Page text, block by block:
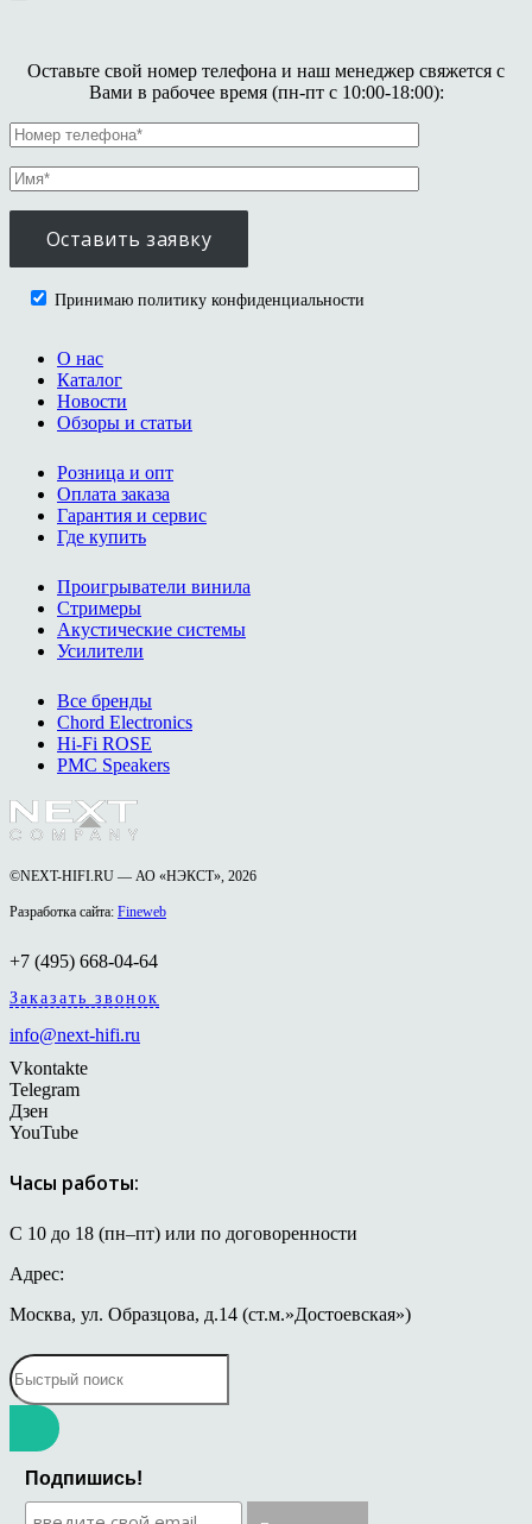
Оставьте свой номер телефона и наш менеджер свяжется с
Вами в рабочее время (пн-пт с 10:00-18:00):
Принимаю политику конфиденциальности
О нас
Каталог
Новости
Обзоры и статьи
Розница и опт
Оплата заказа
Гарантия и сервис
Где купить
Проигрыватели винила
Стримеры
Акустические системы
Усилители
Все бренды
Chord Electronics
Hi-Fi ROSE
PMC Speakers
©NEXT-HIFI.RU — АО «НЭКСТ», 2026
Разработка сайта: Fineweb
+7 (495) 668-04-64
Заказать звонок
info@next-hifi.ru
Vkontakte
Telegram
Дзен
YouTube
Часы работы:
С 10 до 18 (пн–пт) или по договоренности
Адрес:
Москва, ул. Образцова, д.14 (ст.м.»Достоевская»)
Подпишись!